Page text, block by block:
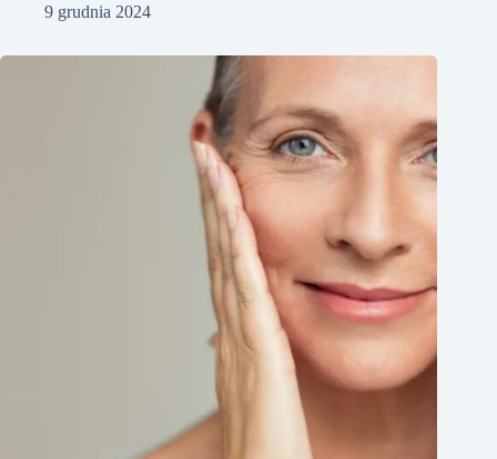
9 grudnia 2024